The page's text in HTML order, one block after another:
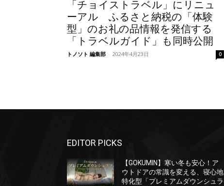
「チョイストラベル」にリニュ
ーアル ふるさと納税の「体験
型」のお礼の品情報を発信する
「トラベルガイド」も同時公開
トノソト 編集部 - 2024年4月23日 0
EDITOR PICKS
【GOKUMIN】寒い冬も安心！ア
ウトドアの常識を変える、寝心地
特化型「プレミアムダウンシュラ